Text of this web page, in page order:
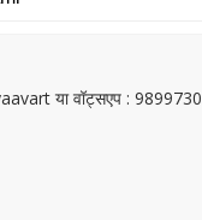
या वॉट्सएप :